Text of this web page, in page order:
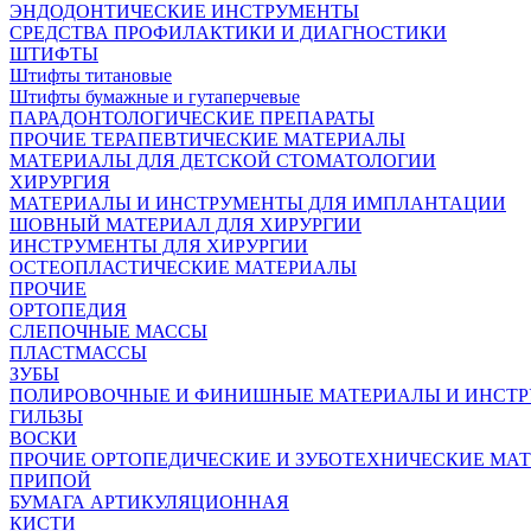
ЭНДОДОНТИЧЕСКИЕ ИНСТРУМЕНТЫ
СРЕДСТВА ПРОФИЛАКТИКИ И ДИАГНОСТИКИ
ШТИФТЫ
Штифты титановые
Штифты бумажные и гутаперчевые
ПАРАДОНТОЛОГИЧЕСКИЕ ПРЕПАРАТЫ
ПРОЧИЕ ТЕРАПЕВТИЧЕСКИЕ МАТЕРИАЛЫ
МАТЕРИАЛЫ ДЛЯ ДЕТСКОЙ СТОМАТОЛОГИИ
ХИРУРГИЯ
МАТЕРИАЛЫ И ИНСТРУМЕНТЫ ДЛЯ ИМПЛАНТАЦИИ
ШОВНЫЙ МАТЕРИАЛ ДЛЯ ХИРУРГИИ
ИНСТРУМЕНТЫ ДЛЯ ХИРУРГИИ
ОСТЕОПЛАСТИЧЕСКИЕ МАТЕРИАЛЫ
ПРОЧИЕ
ОРТОПЕДИЯ
СЛЕПОЧНЫЕ МАССЫ
ПЛАСТМАССЫ
ЗУБЫ
ПОЛИРОВОЧНЫЕ И ФИНИШНЫЕ МАТЕРИАЛЫ И
ГИЛЬЗЫ
ВОСКИ
ПРОЧИЕ ОРТОПЕДИЧЕСКИЕ И ЗУБОТЕХНИЧЕСКИЕ
ПРИПОЙ
БУМАГА АРТИКУЛЯЦИОННАЯ
КИСТИ